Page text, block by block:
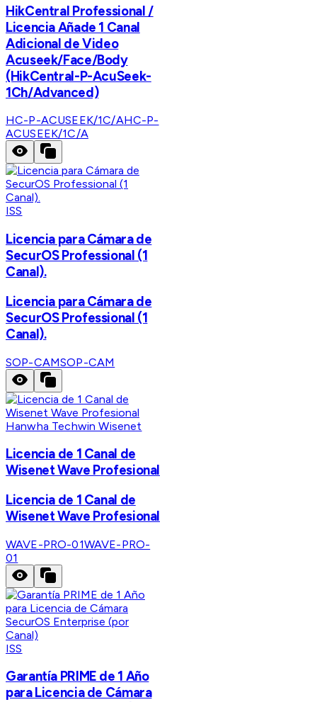
HikCentral Professional /
Licencia Añade 1 Canal
Adicional de Video
Acuseek/Face/Body
(HikCentral-P-AcuSeek-
1Ch/Advanced)
HC-P-ACUSEEK/1C/AHC-P-
ACUSEEK/1C/A
ISS
Licencia para Cámara de
SecurOS Professional (1
Canal).
Licencia para Cámara de
SecurOS Professional (1
Canal).
SOP-CAMSOP-CAM
Hanwha Techwin Wisenet
Licencia de 1 Canal de
Wisenet Wave Profesional
Licencia de 1 Canal de
Wisenet Wave Profesional
WAVE-PRO-01WAVE-PRO-
01
ISS
Garantía PRIME de 1 Año
para Licencia de Cámara